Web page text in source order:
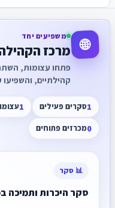
🌐 משפיעים יחד
מרכז
פתחו עצומות,
קהילתיים,
1סקרים פעילים 1
0מכרזים פתוחים
📊 סקר
סקר היכרות ותמיכה